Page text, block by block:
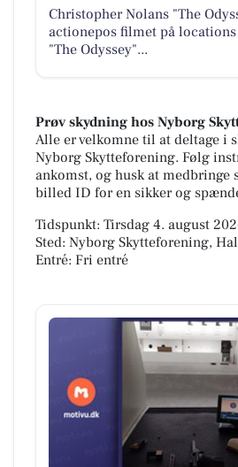
Christopher Nolans "The
actionepos filmet på locations
"The Odyssey"...
Prøv skydning hos Nyborg
Alle er velkomne til at deltage i
Nyborg Skytteforening. Følg
ankomst, og husk at medbringe
billed ID for en sikker og
Tidspunkt: Tirsdag 4. august
Sted: Nyborg Skytteforening,
Entré: Fri entré